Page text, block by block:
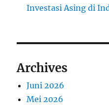
Investasi Asing di
Archives
Juni 2026
Mei 2026